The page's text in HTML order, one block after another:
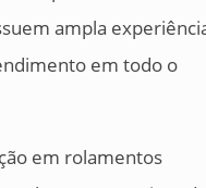
ampla
em todo o
em rolamentos